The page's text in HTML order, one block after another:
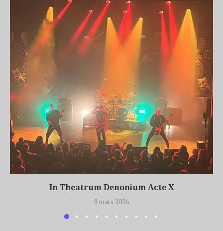
In Theatrum Denonium Acte X
8 mars 2026